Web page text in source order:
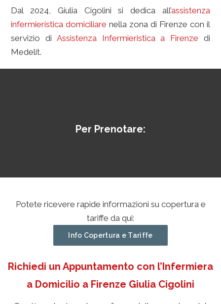
Dal 2024, Giulia Cigolini si dedica all’assistenza
infermieristica domiciliare nella zona di Firenze con il
servizio di Assistenza Infermieristica a Firenze di
Medelit.
Per Prenotare:
Potete ricevere rapide informazioni su copertura e
tariffe da qui:
Info Copertura e Tariffe
Richiedi un Appuntamento con l’Infermiera
a Domicilio a Firenze Giulia Cigolini